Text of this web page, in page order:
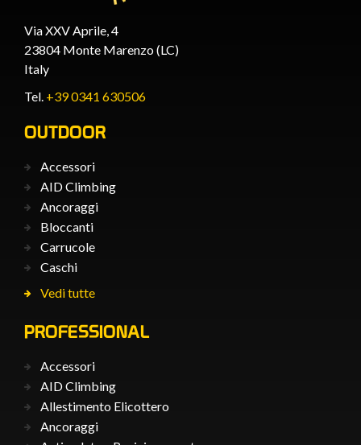
Via XXV Aprile, 4
23804 Monte Marenzo (LC)
Italy
Tel. +39 0341 630506
OUTDOOR
Accessori
AID Climbing
Ancoraggi
Bloccanti
Carrucole
Caschi
Vedi tutte
PROFESSIONAL
Accessori
AID Climbing
Allestimento Elicottero
Ancoraggi